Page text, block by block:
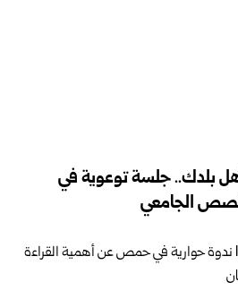
بلدك.. جلسة توعوية في
الجامعي